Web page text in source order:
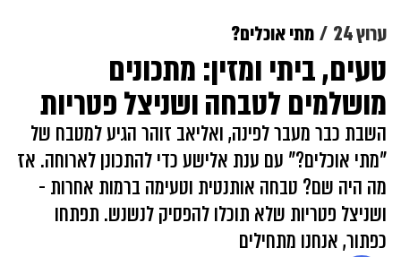
ערוץ 24 מתי אוכלים?
טעים, ביתי ומזין: מתכונים
מושלמים לטבחה ושניצל פטריות
השבת כבר מעבר לפינה, ואליאב זוהר הגיע למטבח של
"מתי אוכלים?" עם ענת אלישע כדי להתכונן לארוחה. אז
מה היה שם? טבחה אותנטית וטעימה ברמות אחרות -
ושניצל פטריות שלא תוכלו להפסיק לנשנש. תפתחו
כפתור, אנחנו מתחילים